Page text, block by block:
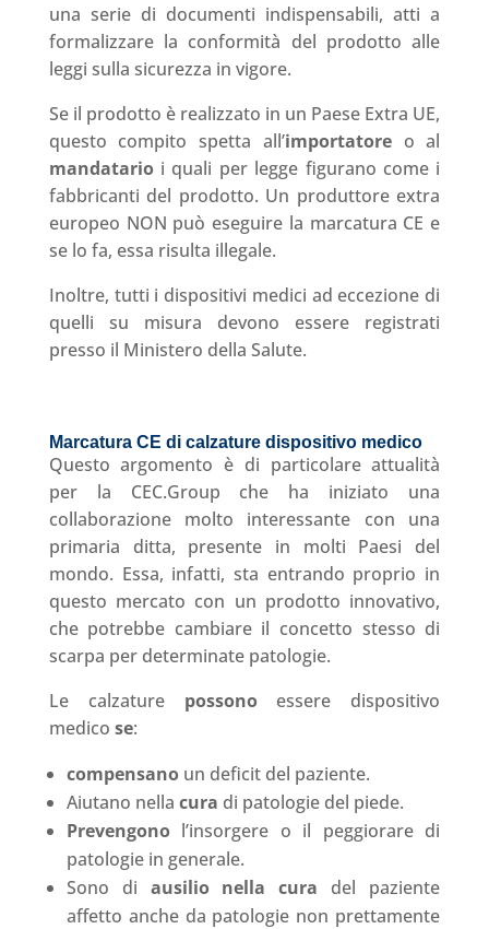
una serie di documenti indispensabili, atti a
formalizzare la conformità del prodotto alle
leggi sulla sicurezza in vigore.
Se il prodotto è realizzato in un Paese Extra UE,
questo compito spetta all’importatoreo al
mandatarioi quali per legge figurano come i
fabbricanti del prodotto. Un produttore extra
europeo NON può eseguire la marcatura CE e
se lo fa, essa risulta illegale.
Inoltre, tutti i dispositivi medici ad eccezione di
quelli su misura devono essere registrati
presso il Ministero della Salute.
Marcatura CE di calzature dispositivo medico
Questo argomento è di particolare attualità
per la CEC.Group che ha iniziato una
collaborazione molto interessante con una
primaria ditta, presente in molti Paesi del
mondo. Essa, infatti, sta entrando proprio in
questo mercato con un prodotto innovativo,
che potrebbe cambiare il concetto stesso di
scarpa per determinate patologie.
Le calzature possonoessere dispositivo
medico se:
compensanoun deficit del paziente.
Aiutano nella cura di patologie del piede.
Prevengonol’insorgere o il peggiorare di
patologie in generale.
Sono di ausilio nella cura del paziente
affetto anche da patologie non prettamente